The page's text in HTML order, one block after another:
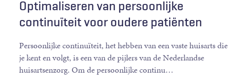
Optimaliseren van persoonlijke
continuïteit voor oudere patiënten
Persoonlijke continuïteit, het hebben van een vaste huisarts die
je kent en volgt, is een van de pijlers van de Nederlandse
huisartsenzorg. Om de persoonlijke continu…